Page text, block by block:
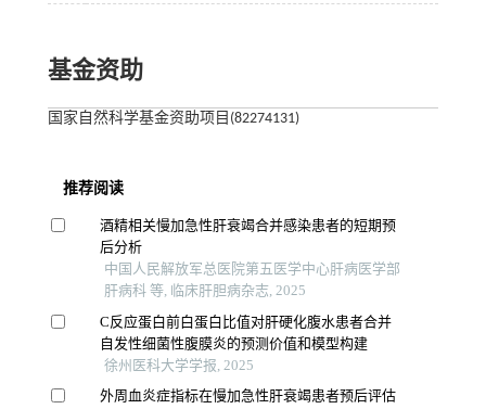
基金资助
国家自然科学基金资助项目(82274131)